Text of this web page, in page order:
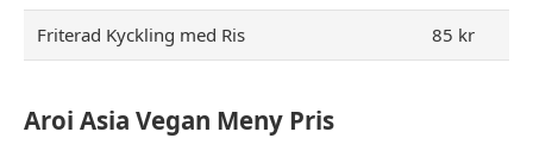
Friterad Kyckling med Ris 85 kr
Aroi Asia Vegan Meny Pris